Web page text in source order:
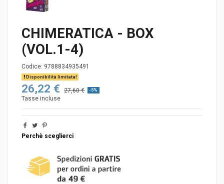
CHIMERATICA - BOX
(VOL.1-4)
Codice: 9788834935491
Disponibilità limitata!
26,22 € 27,60 € -5%
Tasse incluse
Perchè sceglierci